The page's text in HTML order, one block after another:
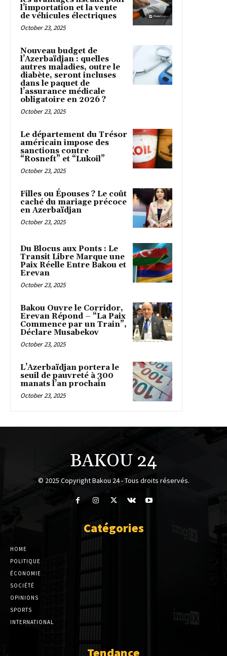
l’importation et la vente
de véhicules électriques
October 23, 2025
Nouveau budget de
l’Azerbaïdjan : quelles
autres maladies, outre le
diabète, seront incluses
dans le paquet de
l’assurance médicale
obligatoire en 2026 ?
October 23, 2025
Le département du Trésor
américain impose des
sanctions contre
“Rosneft” et “Lukoil”
October 23, 2025
Filles ou Épouses ? Le coût
caché du mariage précoce
en Azerbaïdjan
October 23, 2025
Du Blocus aux Ponts : Le
Transit Libre Marque une
Paix Réelle Entre Bakou et
Erevan
October 23, 2025
Bakou Ouvre le Corridor,
Erevan Répond – “La Paix
Commence par un Train”,
Déclare Musabekov
October 23, 2025
L’Azerbaïdjan portera le
seuil de pauvreté à 300
manats l’an prochain
October 23, 2025
BAKOU 24
© 2025 Copyright Bakou 24 - Tous droits réservés.
Catégories
HOME
POLITIQUE
ÉCONOMIE
SOCIÉTÉ
OPINIONS
SPORTS
INTERNATIONAL